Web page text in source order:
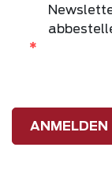
ANMELDEN